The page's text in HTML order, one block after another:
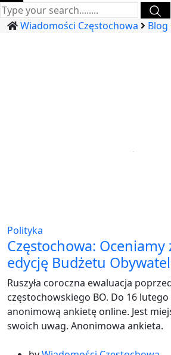
Wiadomości Częstochowa Blog
Polityka
Częstochowa: Oceniamy
edycję Budżetu
Ruszyła coroczna ewaluacja
częstochowskiego BO. Do 16 lutego
anonimową ankietę online. Jest
swoich uwag. Anonimowa ankieta.